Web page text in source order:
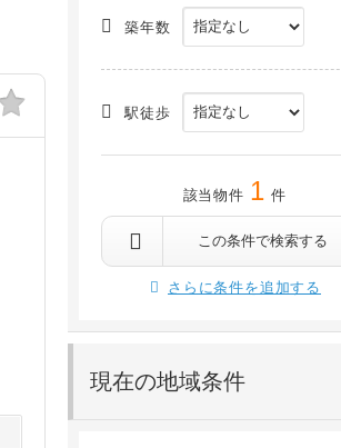
築年数
駅徒歩
該当物件 1 件
この条件で検索する
さらに条件を追加する
現在の地域条件